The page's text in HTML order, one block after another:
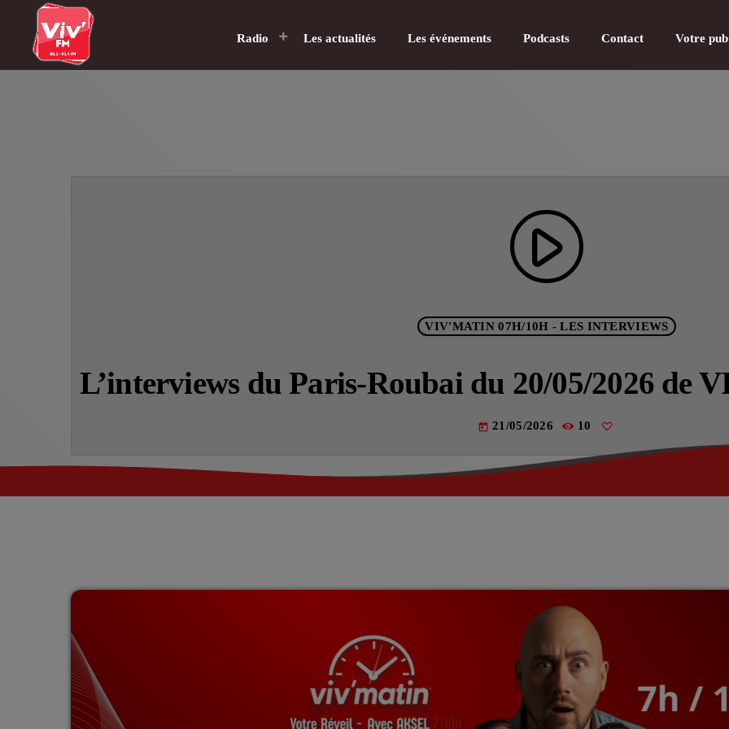
Radio Les actualités Les événements Podcasts Contact Votre
Les
LES
play_arrow
VIV'MATIN 07H/10H - LES INTERVIEWS
L’interviews du Paris-Roubai du 20/05/2026 de
today 21/05/2026 10